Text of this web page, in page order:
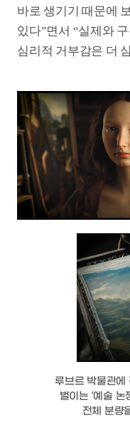
제작자에게만 국한된 이
잘 알려진 부천영화제의
선정·시상·상영하고, 지난
영화인을 대상으로 2박 3
추세에서도 영상 콘텐츠
교육에 적극적으로 투자
부천영화제에서 AI 총괄을
“CG가 도입되면서 카메
영화는 기술의 진보와 늘
결국에는 하나의 기술인
스며들어 작품에 혁신을
논쟁적인 지점을 인정하
수 없는 흐름이 되었다고
두려움보다는 도전적인
필요가 있다는 주장이 나
“영화 산업 자체가 마이너
없어서 쉬고 있는 사람들
생성형 AI를 도입해서 제
키우는 게 기획의 자유도
생성형 AI를 활용하는 과
잃기보다는 도리어 새로